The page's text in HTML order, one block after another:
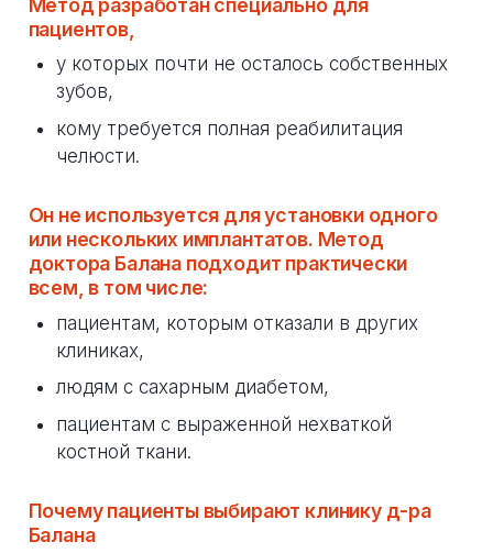
пациентов,
у которых почти не осталось собственных
зубов,
кому требуется полная реабилитация
челюсти.
Он не используется для установки одного
или нескольких имплантатов. Метод
доктора Балана подходит практически
всем, в том числе:
пациентам, которым отказали в других
клиниках,
людям с сахарным диабетом,
пациентам с выраженной нехваткой
костной ткани.
Почему пациенты выбирают клинику д-ра
Балана